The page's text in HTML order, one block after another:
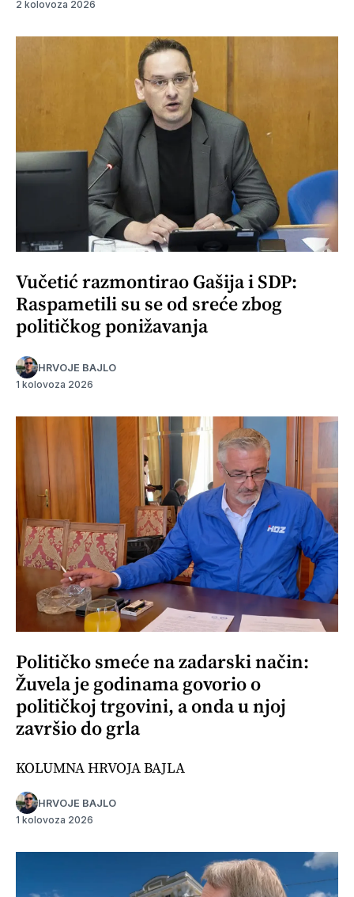
2 kolovoza 2026
Vučetić razmontirao Gašija i SDP:
Raspametili su se od sreće zbog
političkog ponižavanja
HRVOJE BAJLO
1 kolovoza 2026
Političko smeće na zadarski način:
Žuvela je godinama govorio o
političkoj trgovini, a onda u njoj
završio do grla
KOLUMNA HRVOJA BAJLA
HRVOJE BAJLO
1 kolovoza 2026